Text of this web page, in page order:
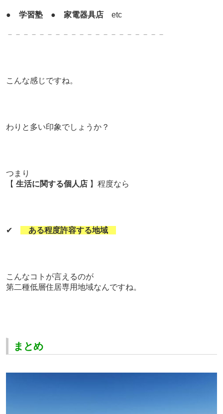
● 学習塾● 家電器具店etc
－－－－－－－－－－－－－－－－－－－－
こんな感じですね。
わりと多い印象でしょうか？
つまり
【 生活に関する個人店】程度なら
✔ ある程度許容する地域
こんなコトが言えるのが
第二種低層住居専用地域なんですね。
まとめ